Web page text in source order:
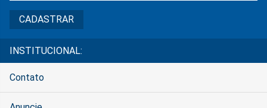
INSTITUCIONAL:
Contato